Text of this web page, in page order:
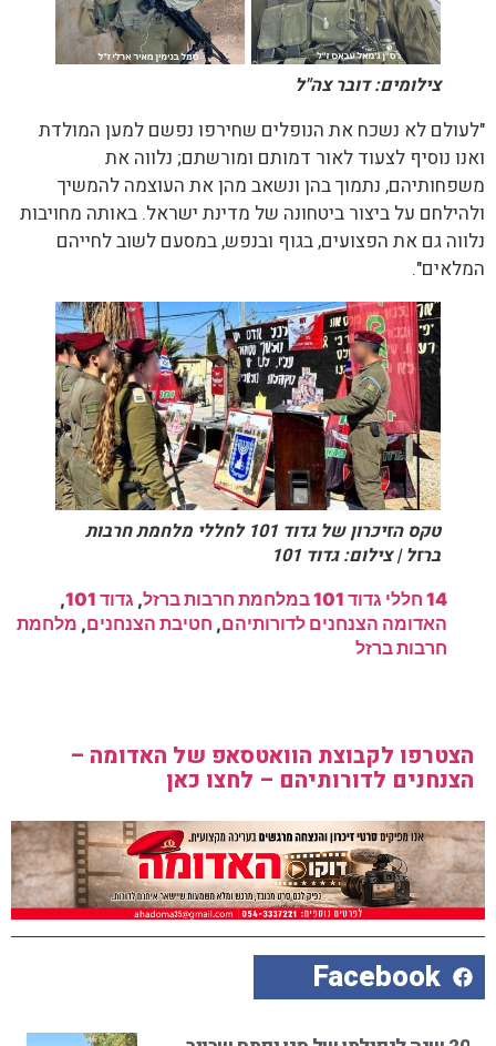
צילומים: דובר צה"ל
"לעולם לא נשכח את הנופלים שחירפו נפשם למען המולדת
ואנו נוסיף לצעוד לאור דמותם ומורשתם; נלווה את
משפחותיהם, נתמוך בהן ונשאב מהן את העוצמה להמשיך
ולהילחם על ביצור ביטחונה של מדינת ישראל. באותה מחויבות
נלווה גם את הפצועים, בגוף ובנפש, במסעם לשוב לחייהם
המלאים".
טקס הזיכרון של גדוד 101 לחללי מלחמת חרבות
ברזל | צילום: גדוד 101
14 חללי גדוד 101 במלחמת חרבות ברזל ,גדוד 101
,
האדומה הצנחנים לדורותיהם, חטיבת הצנחנים, מלחמת
חרבות ברזל
הצטרפו לקבוצת הוואטסאפ של האדומה –
הצנחנים לדורותיהם – לחצו כאן
Facebook